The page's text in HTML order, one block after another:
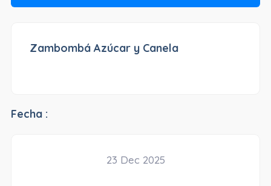
Zambombá Azúcar y Canela
Fecha :
23 Dec 2025